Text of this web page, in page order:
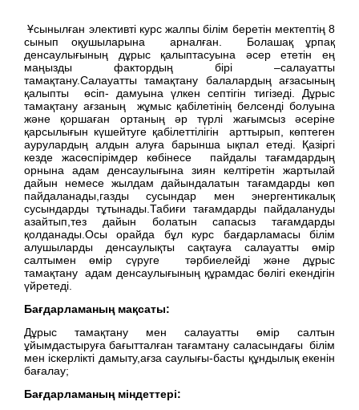
Ұсынылған элективті курс жалпы білім беретін мектептің 8
сынып оқушыларына арналған. Болашақ ұрпақ
денсаулығының дұрыс қалыптасуына әсер ететін ең
маңызды фактордың бірі –салауатты
тамақтану.Салауатты тамақтану балалардың ағзасының
қалыпты өсіп- дамуына үлкен септігін тигізеді. Дұрыс
тамақтану ағзаның жұмыс қабілетінің белсенді болуына
және қоршаған ортаның әр түрлі жағымсыз әсеріне
қарсылығын күшейтуге қабілеттілігін арттырып, көптеген
аурулардың алдын алуға барынша ықпал етеді. Қазіргі
кезде жасөспірімдер көбінесе пайдалы тағамдардың
орнына адам денсаулығына зиян келтіретін жартылай
дайын немесе жылдам дайындалатын тағамдарды көп
пайдаланады,газды сусындар мен энергентикалық
сусындарды тұтынады.Табиғи тағамдарды пайдалануды
азайтып,тез дайын болатын сапасыз тағамдарды
қолданады.Осы орайда бұл курс бағдарламасы білім
алушыларды денсаулықты сақтауға салауатты өмір
салтымен өмір сүруге тәрбиелейді және дұрыс
тамақтану адам денсаулығының құрамдас бөлігі екендігін
үйретеді.
Бағдарламаның мақсаты:
Дұрыс тамақтану мен салауатты өмір салтын
ұйымдастыруға бағытталған тағамтану саласындағы білім
мен іскерлікті дамыту,ағза саулығы-басты құндылық екенін
бағалау;
Бағдарламаның міндеттері: